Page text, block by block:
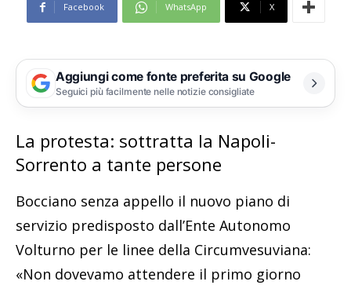
Facebook WhatsApp X
Aggiungi come fonte preferita su Google
Seguici più facilmente nelle notizie consigliate
La protesta: sottratta la Napoli-
Sorrento a tante persone
Bocciano senza appello il nuovo piano di
servizio predisposto dall’Ente Autonomo
Volturno per le linee della Circumvesuviana:
«Non dovevamo attendere il primo giorno